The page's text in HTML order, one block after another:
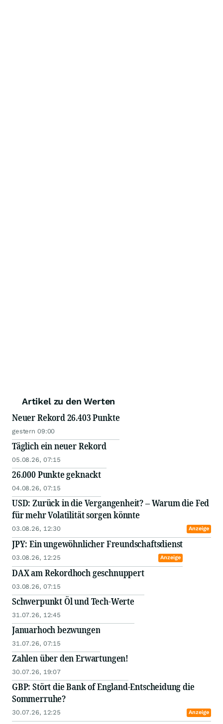
Artikel zu den Werten
Neuer Rekord 26.403 Punkte
gestern 09:00
Täglich ein neuer Rekord
05.08.26, 07:15
26.000 Punkte geknackt
04.08.26, 07:15
USD: Zurück in die Vergangenheit? – Warum die Fed
für mehr Volatilität sorgen könnte
03.08.26, 12:30 Anzeige
JPY: Ein ungewöhnlicher Freundschaftsdienst
03.08.26, 12:25 Anzeige
DAX am Rekordhoch geschnuppert
03.08.26, 07:15
Schwerpunkt Öl und Tech-Werte
31.07.26, 12:45
Januarhoch bezwungen
31.07.26, 07:15
Zahlen über den Erwartungen!
30.07.26, 19:07
GBP: Stört die Bank of England-Entscheidung die
Sommerruhe?
30.07.26, 12:25 Anzeige